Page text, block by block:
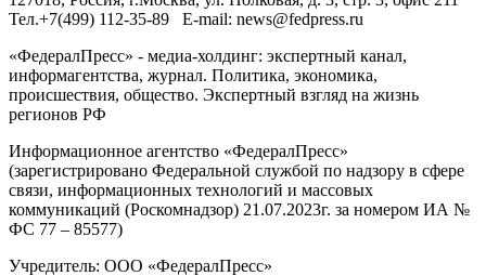
Тел.+7(499) 112-35-89 E-mail: news@fedpress.ru
«ФедералПресс» - медиа-холдинг: экспертный канал,
информагентства, журнал. Политика, экономика,
происшествия, общество. Экспертный взгляд на жизнь
регионов РФ
Информационное агентство «ФедералПресс»
(зарегистрировано Федеральной службой по надзору в сфере
связи, информационных технологий и массовых
коммуникаций (Роскомнадзор) 21.07.2023г. за номером ИА №
ФС 77 – 85577)
Учредитель: ООО «ФедералПресс»